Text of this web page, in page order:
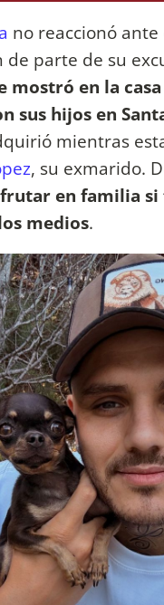
no reaccionó ante
de parte de su
mostró en la
sus hijos en
mientras
, su exmarido.
en familia si
medios.